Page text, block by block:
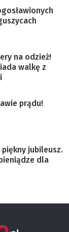
na odzież!
walkę z
prądu!
jubileusz.
dla